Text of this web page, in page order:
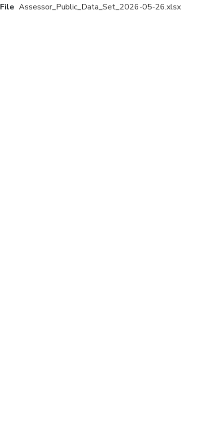
File Assessor_Public_Data_Set_2026-05-26.xlsx